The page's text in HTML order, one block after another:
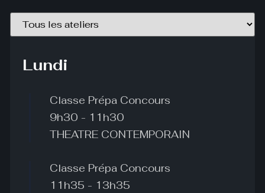
Lundi
Classe Prépa Concours
9h30 - 11h30
THEATRE CONTEMPORAIN
Classe Prépa Concours
11h35 - 13h35